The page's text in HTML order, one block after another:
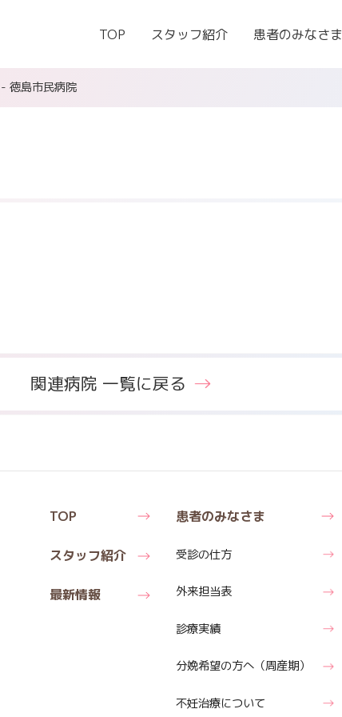
TOP スタッフ紹介 患者のみなさま
- 徳島市民病院
関連病院 一覧に戻る
TOP
スタッフ紹介
最新情報
患者のみなさま
受診の仕方
外来担当表
診療実績
分娩希望の方へ （周産期）
不妊治療について